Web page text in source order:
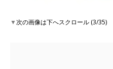
▼次の画像は下へスクロール (3/35)